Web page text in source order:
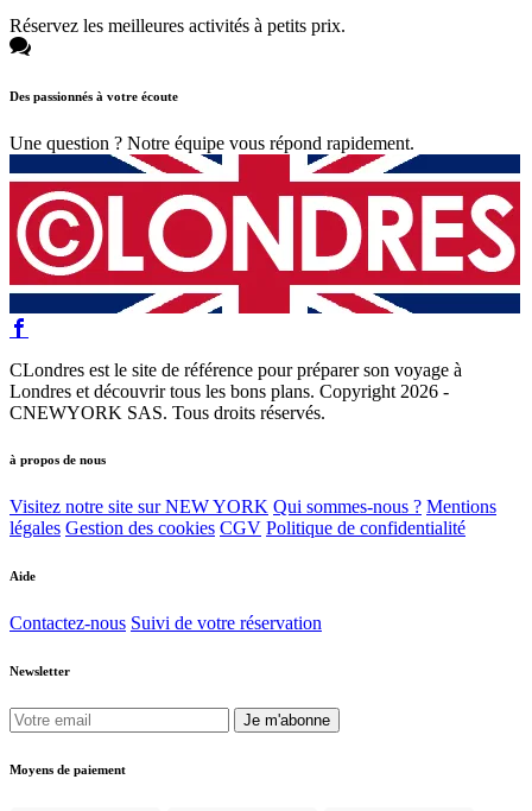
Réservez les meilleures activités à petits prix.
Des passionnés à votre écoute
Une question ? Notre équipe vous répond rapidement.
CLondres est le site de référence pour préparer son voyage à
Londres et découvrir tous les bons plans. Copyright 2026 -
CNEWYORK SAS. Tous droits réservés.
à propos de nous
Visitez notre site sur NEW YORK Qui sommes-nous ? Mentions
légales Gestion des cookies CGV Politique de confidentialité
Aide
Contactez-nous Suivi de votre réservation
Newsletter
Je m'abonne
Moyens de paiement